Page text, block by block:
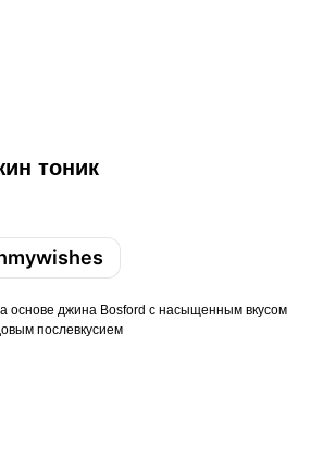
тоник
основе джина Bosford с насыщенным вкусом
послевкусием